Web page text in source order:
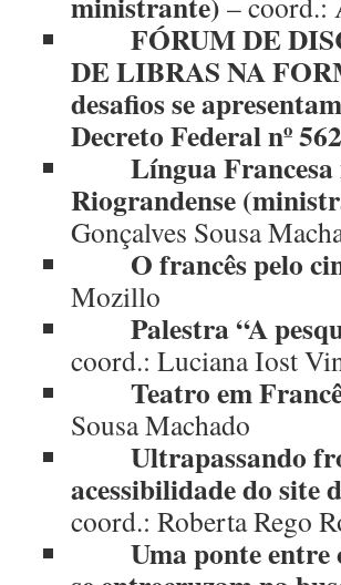
FÓRUM DE
DE LIBRAS NA
desafios se
Decreto Federal nº
Língua
Riograndense
Gonçalves Sousa
O francês pelo
Mozillo
Palestra “A
coord.: Luciana Iost
Teatro em
Sousa Machado
Ultrapassando
acessibilidade do site
coord.: Roberta Rego
Uma ponte entre